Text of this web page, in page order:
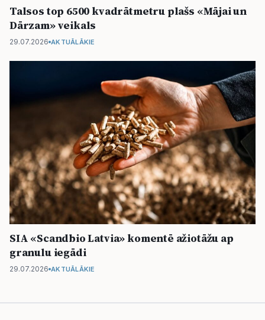
Talsos top 6500 kvadrātmetru plašs «Mājai un
Dārzam» veikals
29.07.2026 AKTUĀLĀKIE
SIA «Scandbio Latvia» komentē ažiotāžu ap
granulu iegādi
29.07.2026 AKTUĀLĀKIE